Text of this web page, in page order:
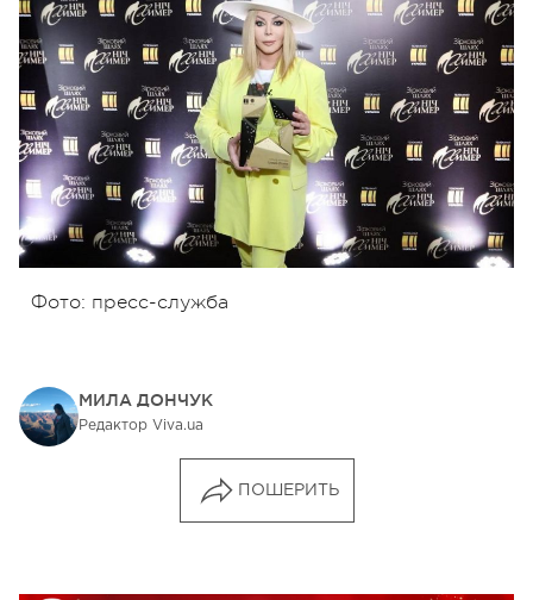
Фото: пресс-служба
МИЛА ДОНЧУК
Редактор Viva.ua
ПОШЕРИТЬ